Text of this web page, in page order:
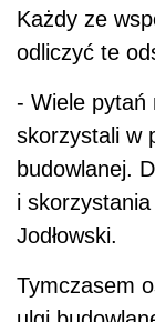
Każdy ze
odliczyć te
- Wiele pytań
skorzystali w
budowlanej.
i
Jodłowski.
Tymczasem